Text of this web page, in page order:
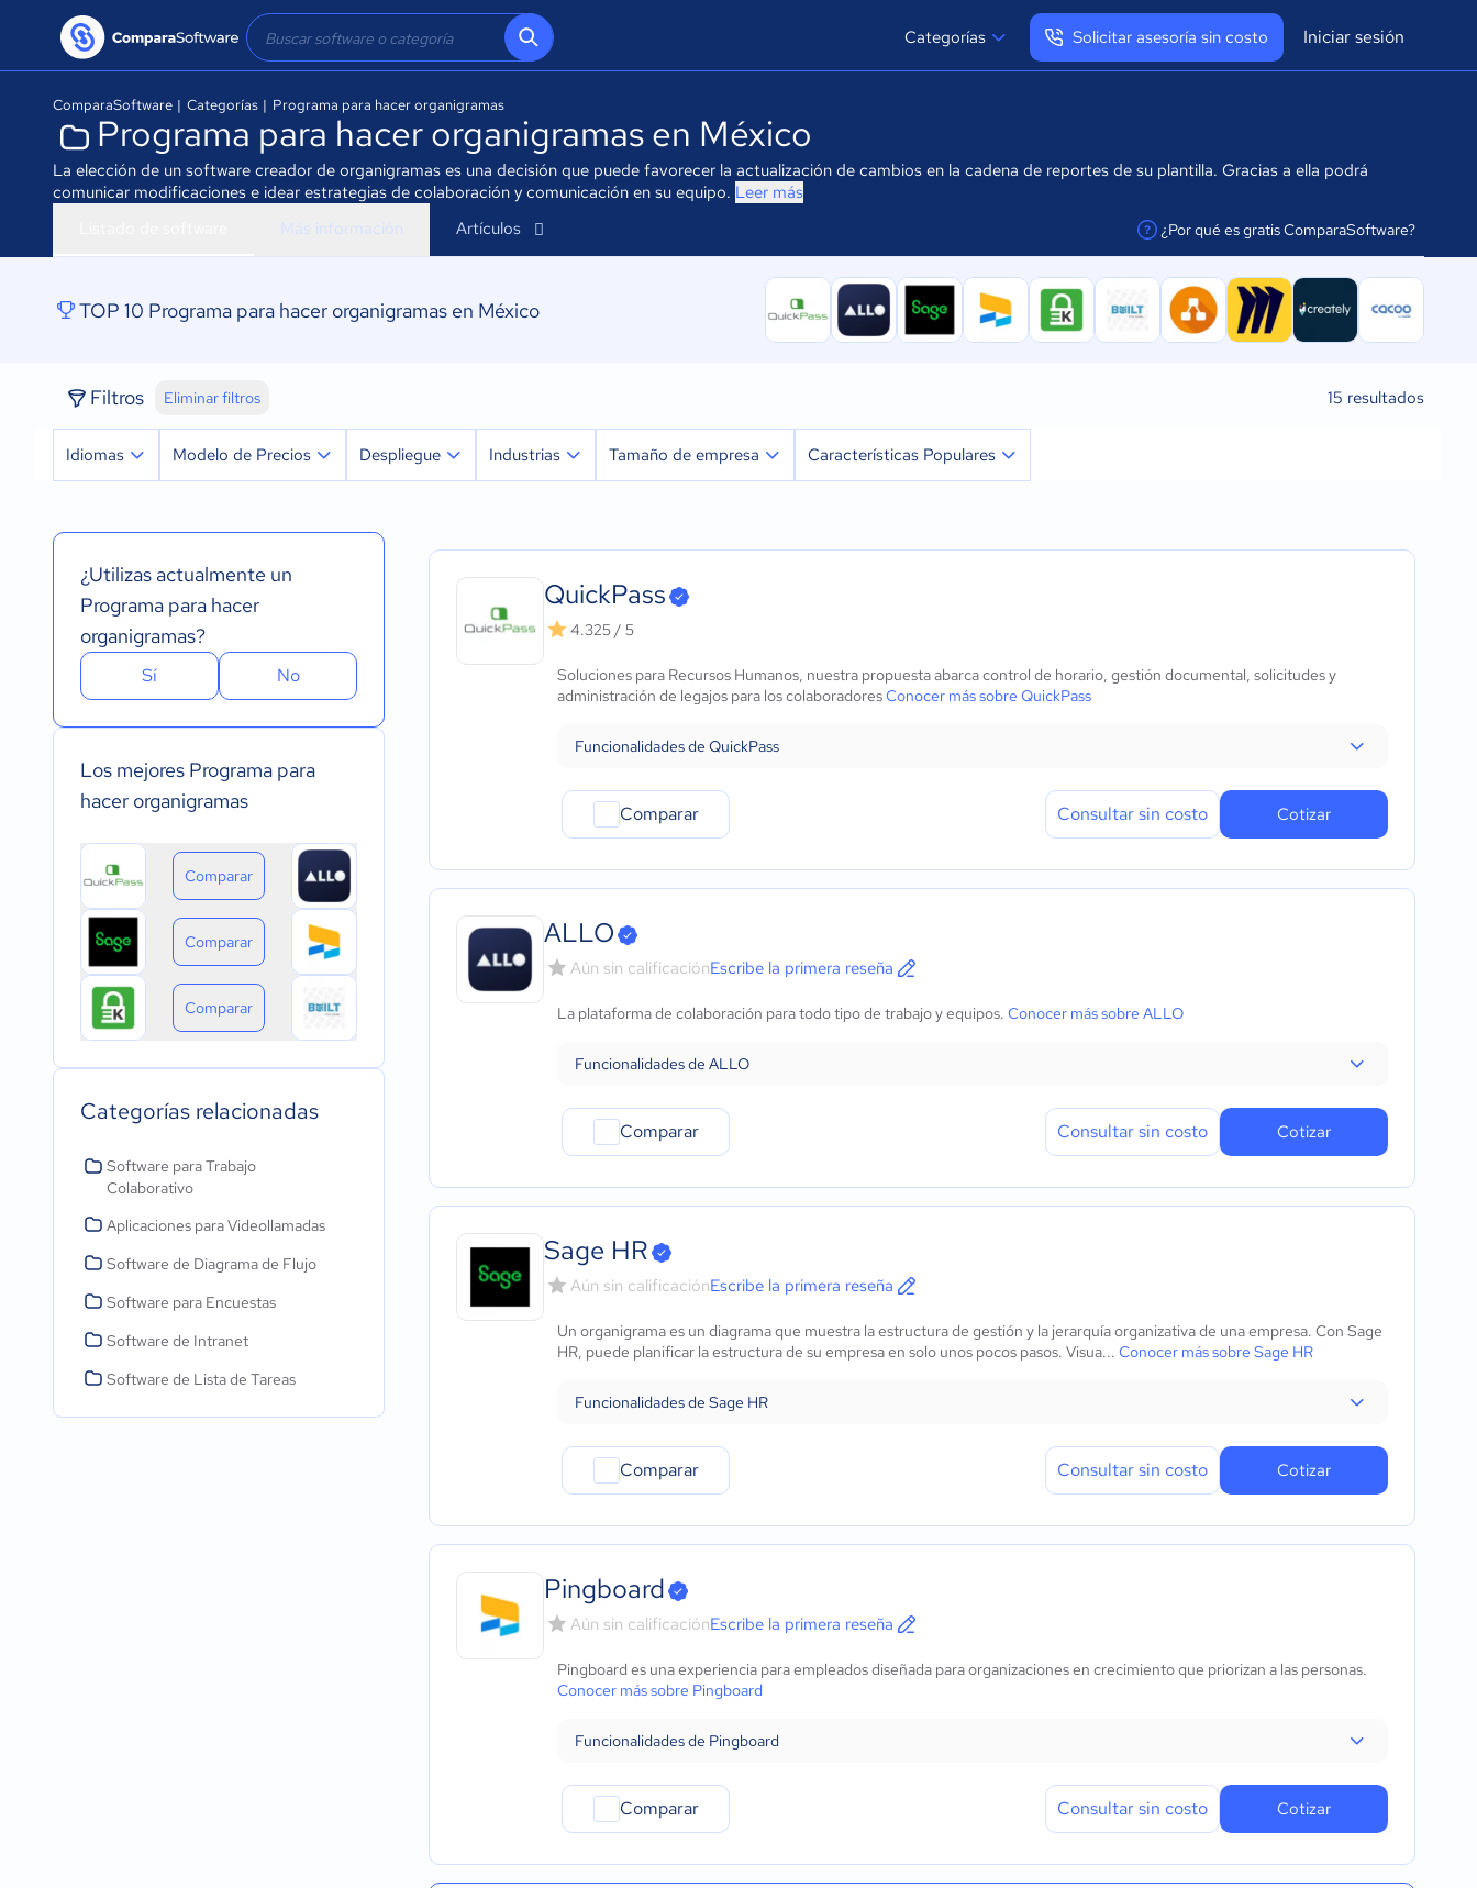
Categorías Solicitar asesoría sin costo Iniciar sesión
Cerrar sesión
ComparaSoftware | Categorías | Programa para hacer organigramas
Programa para hacer organigramas en México
La elección de un software creador de organigramas es una decisión que puede favorecer la actualización de cambios en la cadena de reportes de su plantilla. Gracias a ella podrá
comunicar modificaciones e idear estrategias de colaboración y comunicación en su equipo. Leer más
Más información Artículos ¿Por qué es gratis ComparaSoftware?
facilitar la conexión
TOP 10 Programa para hacer organigramas en México
Filtros Eliminar filtros 15 resultados
Idiomas Modelo de Precios
Pago anual
Pago de única vez
Despliegue
Instalado - Mac
Instalado - Linux
Dispositivo móvil - iOS Nativo
Dispositivo móvil - Android Nativo
Industrias
Educación
Energía
Hotelería / Viajes
Seguros
Farmacéutica
Bienes raíces
Software / TI
Alimentaria
Manufactura
ONG
Gobierno
Transporte y logística
Marketing y Comunicación
Automotriz
Ventas y servicios
Metales y Minería
Recursos Humanos
Aeroespacial y defensa
Turismo
Contabilidad
Moda y textiles
Tamaño de empresa
Mediana: 50 a 249 trabajadores
Características Populares
Control de versiones
¿Utilizas actualmente un
Programa para hacer
organigramas?
Sí No
Los mejores Programa para
hacer organigramas
Comparar
Comparar
Comparar
Categorías relacionadas
Software para Trabajo
Colaborativo
Aplicaciones para Videollamadas
Software de Diagrama de Flujo
Software para Encuestas
Software de Intranet
Software de Lista de Tareas
QuickPass
4.325 / 5
Soluciones para Recursos Humanos, nuestra propuesta abarca control de horario, gestión documental, solicitudes y
administración de legajos para los colaboradoresConocer más sobre QuickPass
Funcionalidades de QuickPass
Comparar Consultar sin costo Cotizar
ALLO
Aún sin calificaciónEscribe la primera reseña
La plataforma de colaboración para todo tipo de trabajo y equipos. Conocer más sobre ALLO
Funcionalidades de ALLO
Comparar Consultar sin costo Cotizar
Sage HR
Aún sin calificaciónEscribe la primera reseña
Un organigrama es un diagrama que muestra la estructura de gestión y la jerarquía organizativa de una empresa. Con Sage
HR, puede planificar la estructura de su empresa en solo unos pocos pasos. Visua... Conocer más sobre Sage HR
Funcionalidades de Sage HR
Comparar Consultar sin costo Cotizar
Pingboard
Aún sin calificaciónEscribe la primera reseña
Pingboard es una experiencia para empleados diseñada para organizaciones en crecimiento que priorizan a las personas.
Conocer más sobre Pingboard
Funcionalidades de Pingboard
Comparar Consultar sin costo Cotizar